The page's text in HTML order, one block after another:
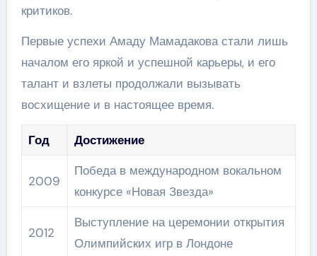
критиков.
Первые успехи Амаду Мамадакова стали лишь
началом его яркой и успешной карьеры, и его
талант и взлеты продолжали вызывать
восхищение и в настоящее время.
Год Достижение
2009
Победа в международном вокальном
конкурсе «Новая Звезда»
2012
Выступление на церемонии открытия
Олимпийских игр в Лондоне